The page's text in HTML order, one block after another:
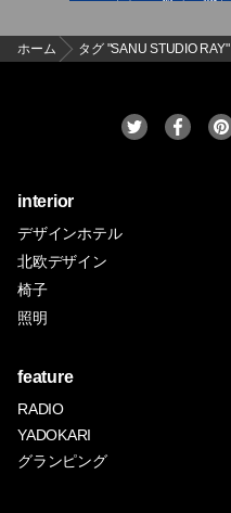
ホーム タグ "SANU STUDIO RAY"
interior
デザインホテル
北欧デザイン
椅子
照明
feature
RADIO
YADOKARI
グランピング